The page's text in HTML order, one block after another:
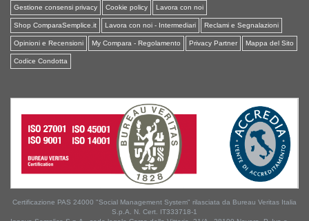
Gestione consensi privacy Cookie policy Lavora con noi
Shop ComparaSemplice.it Lavora con noi - Intermediari Reclami e Segnalazioni
Opinioni e Recensioni My Compara - Regolamento Privacy Partner Mappa del Sito
Codice Condotta
Certificazione PAS 24000 "Social Management System" rilasciata da Bureau Veritas Italia
S.p.A. N. Cert. IT333718-1